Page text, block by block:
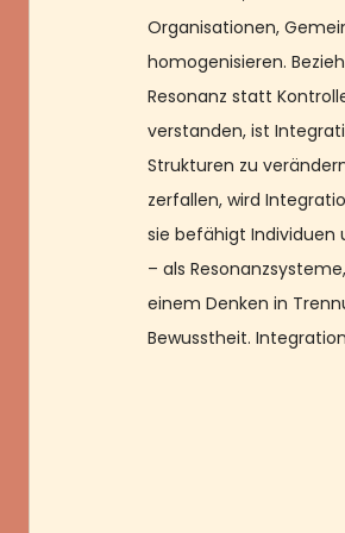
Organisationen,
homogenisieren.
Resonanz statt
verstanden, ist
Strukturen zu
zerfallen, wird
sie befähigt Individuen
– als
einem Denken in
Bewusstheit.